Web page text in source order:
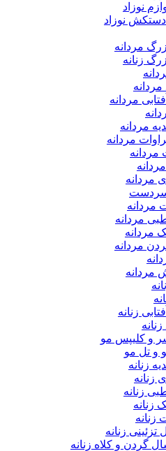
نوزاد
دستکش نوزاد
مردانه
زنانه
مردانه
مردانه
مردانه
مردانه
مردانه
مردانه
مردانه
مردانه
مردانه
مردانه
مردانه
زنانه
و کلیپس مو
و تل مو
زنانه
زنانه
زنانه
زنانه
زنانه
تزئینی زنانه
گردن و کلاه زنانه